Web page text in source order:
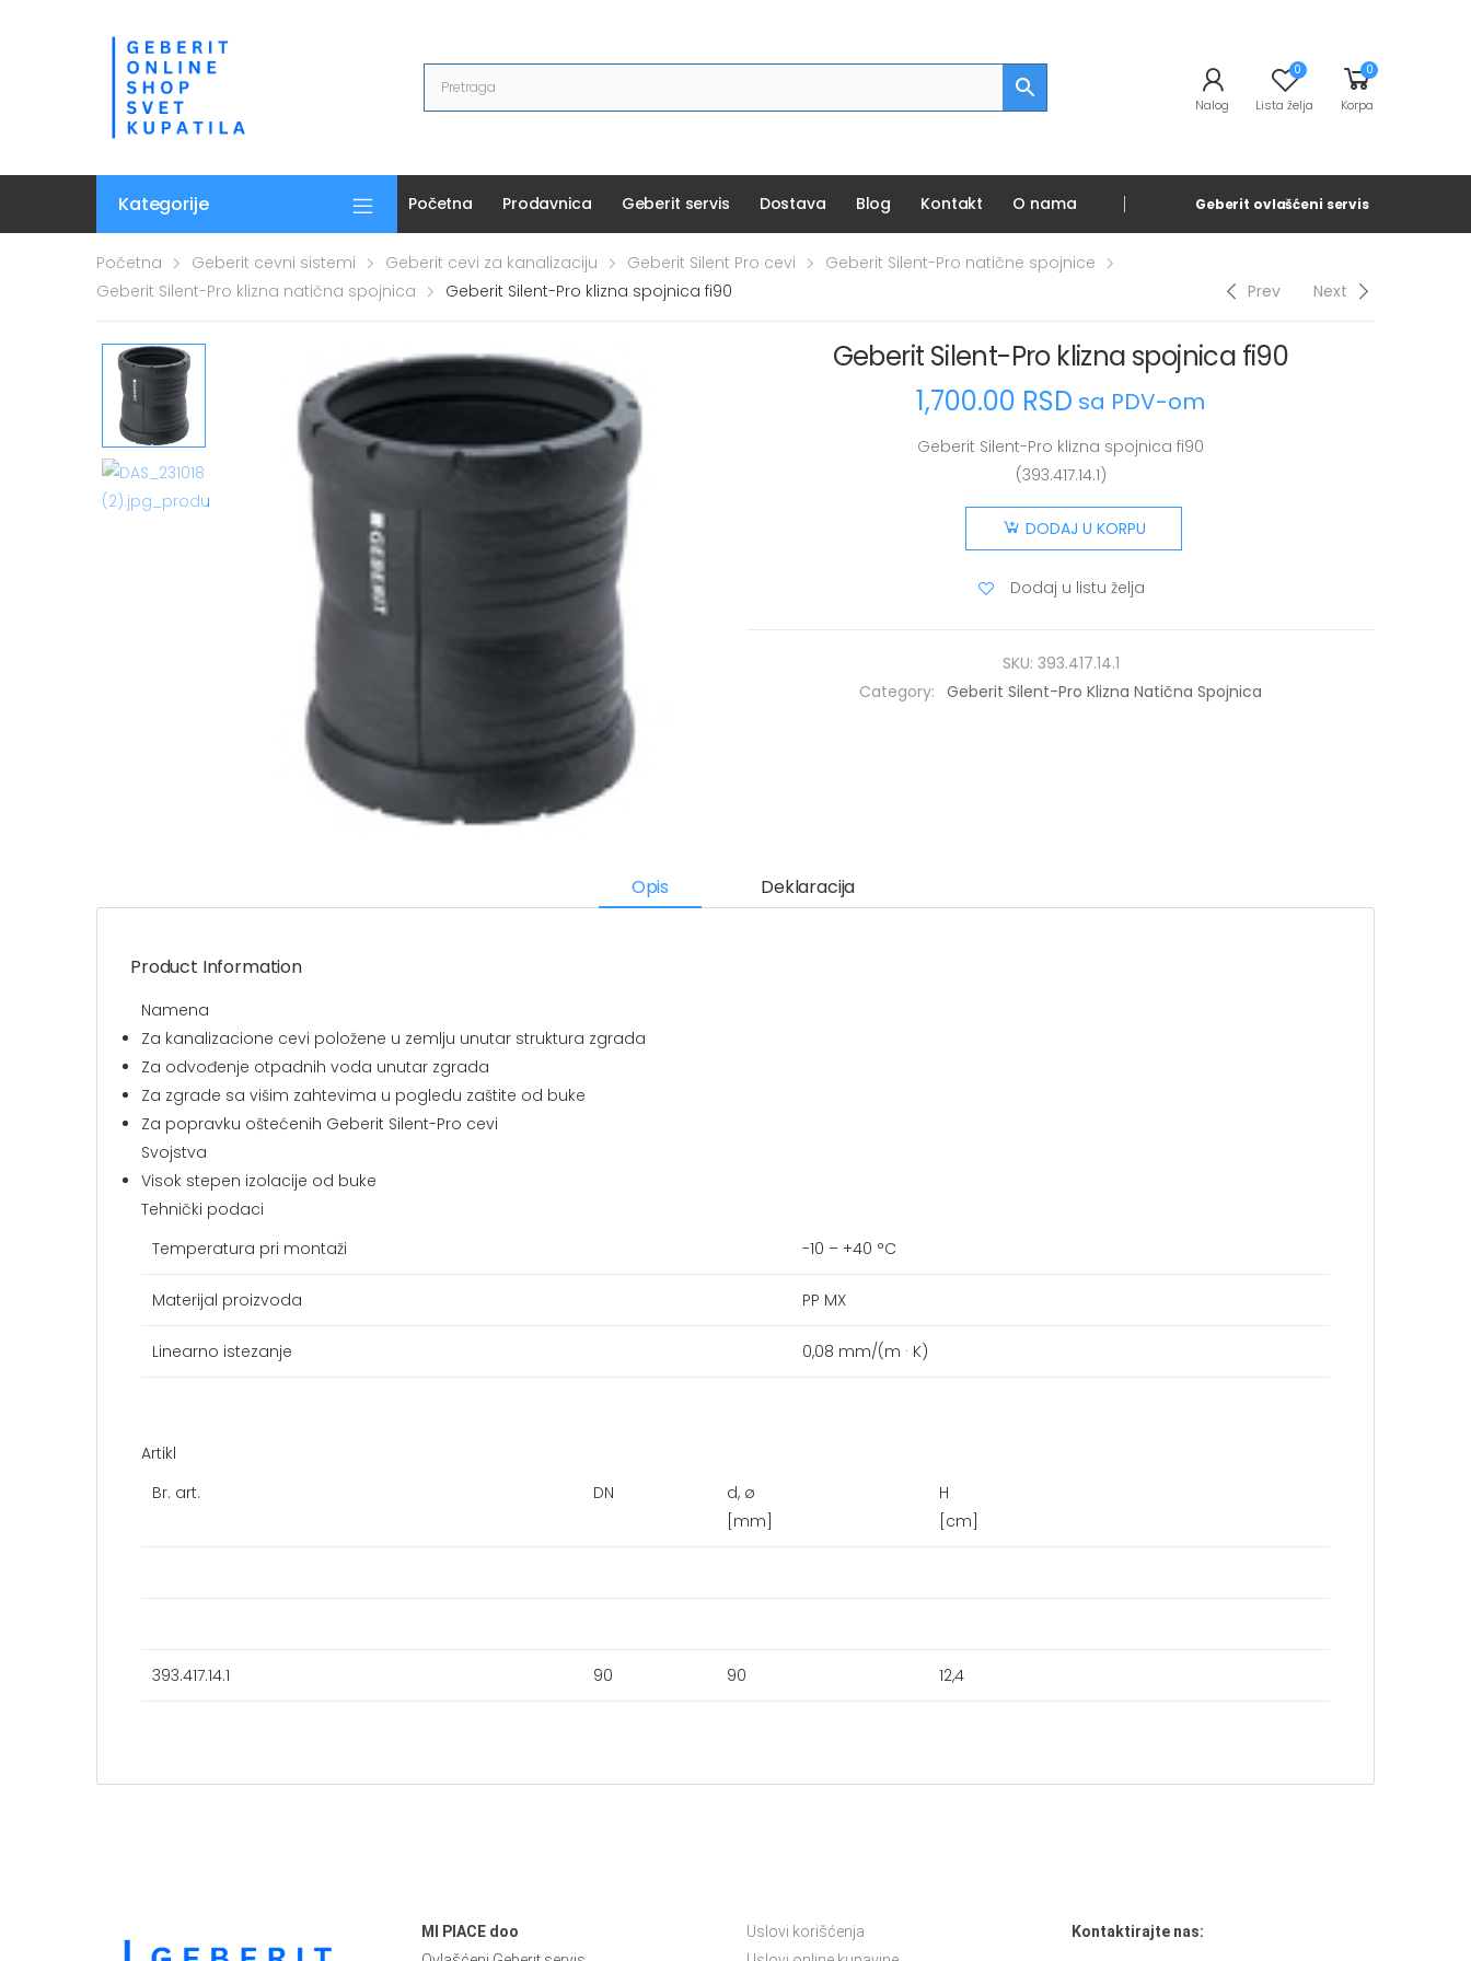
Nalog
0
Lista želja
0
Korpa
Kategorije Početna Prodavnica Geberit servis Dostava Blog Kontakt O nama Geberit ovlašćeni servis
Početna Geberit cevni sistemi Geberit cevi za kanalizaciju Geberit Silent Pro cevi
Geberit Silent-Pro natične spojnice
Geberit Silent-Pro klizna natična spojnica
Geberit Silent-Pro klizna spojnica fi90 Prev Next
Geberit Silent-Pro klizna spojnica fi90
1,700.00 RSD sa PDV-om
Geberit Silent-Pro klizna spojnica fi90
(393.417.14.1)
DODAJ U KORPU
Dodaj u listu želja
SKU: 393.417.14.1
Category: Geberit Silent-Pro Klizna Natična Spojnica
Opis Deklaracija
Product Information
Namena
Za kanalizacione cevi položene u zemlju unutar struktura zgrada
Za odvođenje otpadnih voda unutar zgrada
Za zgrade sa višim zahtevima u pogledu zaštite od buke
Za popravku oštećenih Geberit Silent-Pro cevi
Svojstva
Visok stepen izolacije od buke
Tehnički podaci
Temperatura pri montaži
-10 – +40 °C
Materijal proizvoda PP MX
Linearno istezanje 0,08 mm/(m · K)
Artikl
Br. art.
DN
d, ø
[mm]
H
[cm]
393.417.14.1 90 90 12,4
MI PIACE doo
Uslovi korišćenja
Kontaktirajte nas: